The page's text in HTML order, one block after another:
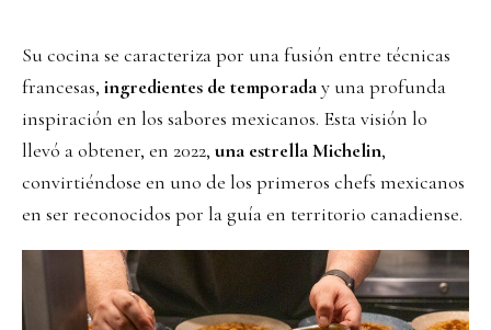
Su cocina se caracteriza por una fusión entre técnicas
francesas, ingredientes de temporaday una profunda
inspiración en los sabores mexicanos. Esta visión lo
llevó a obtener, en 2022, una estrella Michelin,
convirtiéndose en uno de los primeros chefs mexicanos
en ser reconocidos por la guía en territorio canadiense.